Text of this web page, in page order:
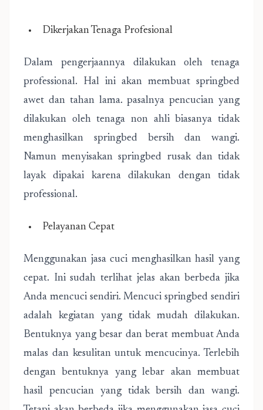
Dikerjakan Tenaga Profesional
Dalam pengerjaannya dilakukan oleh tenaga
professional. Hal ini akan membuat springbed
awet dan tahan lama. pasalnya pencucian yang
dilakukan oleh tenaga non ahli biasanya tidak
menghasilkan springbed bersih dan wangi.
Namun menyisakan springbed rusak dan tidak
layak dipakai karena dilakukan dengan tidak
professional.
Pelayanan Cepat
Menggunakan jasa cuci menghasilkan hasil yang
cepat. Ini sudah terlihat jelas akan berbeda jika
Anda mencuci sendiri. Mencuci springbed sendiri
adalah kegiatan yang tidak mudah dilakukan.
Bentuknya yang besar dan berat membuat Anda
malas dan kesulitan untuk mencucinya. Terlebih
dengan bentuknya yang lebar akan membuat
hasil pencucian yang tidak bersih dan wangi.